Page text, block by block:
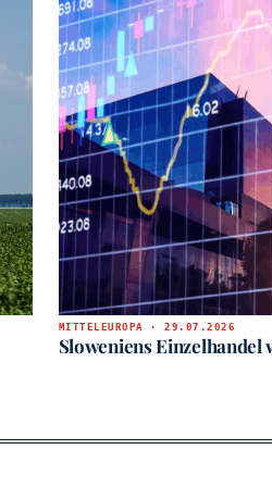
MITTELEUROPA · 29.07.2026
Sloweniens Einzelhandel